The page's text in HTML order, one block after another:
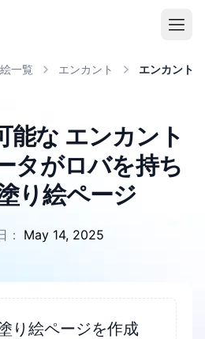
一覧 エンカント エンカント
能な エンカント
タがロバを持ち
り絵ページ
： May 14, 2025
り絵ページを作成